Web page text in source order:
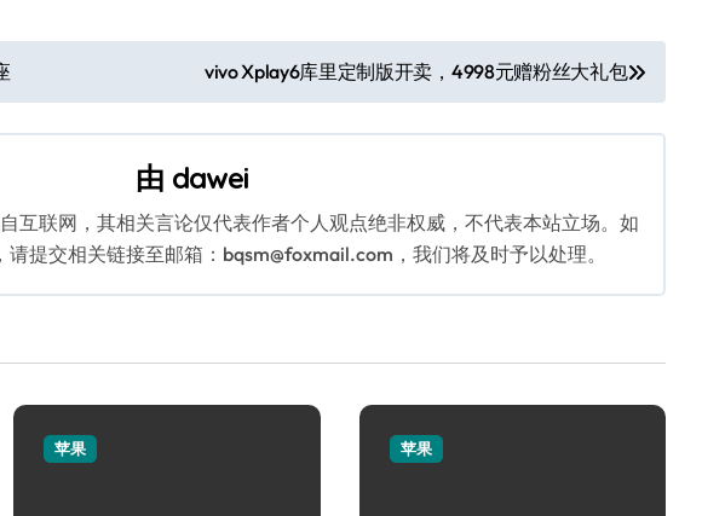
vivo Xplay6库里定制版开卖，4998元赠粉丝大礼包
由 dawei
互联网，其相关言论仅代表作者个人观点绝非权威，不代表本站立场。如
提交相关链接至邮箱：bqsm@foxmail.com，我们将及时予以处理。
苹果 苹果